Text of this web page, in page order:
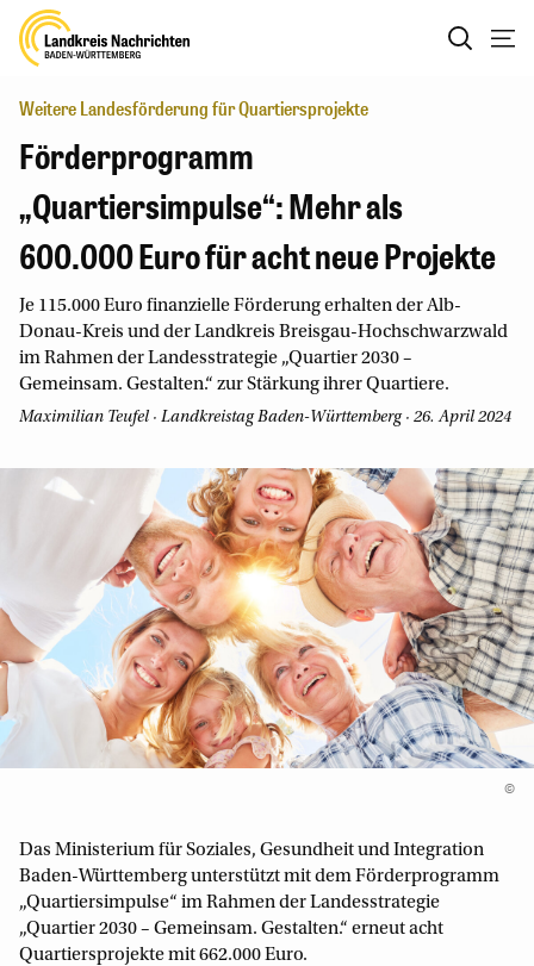
Weitere Landesförderung für Quartiersprojekte
Förderprogramm
„Quartiersimpulse“: Mehr als
600.000 Euro für acht neue Projekte
Je 115.000 Euro finanzielle Förderung erhalten der Alb-
Donau-Kreis und der Landkreis Breisgau-Hochschwarzwald
im Rahmen der Landesstrategie „Quartier 2030 –
Gemeinsam. Gestalten.“ zur Stärkung ihrer Quartiere.
Maximilian Teufel · Landkreistag Baden-Württemberg · 26. April 2024
©
Das Ministerium für Soziales, Gesundheit und Integration
Baden-Württemberg unterstützt mit dem Förderprogramm
„Quartiersimpulse“ im Rahmen der Landesstrategie
„Quartier 2030 – Gemeinsam. Gestalten.“ erneut acht
Quartiersprojekte mit 662.000 Euro.